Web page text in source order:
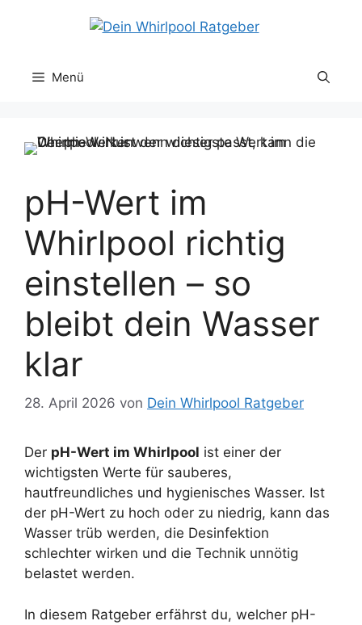
Menü
pH-Wert im
Whirlpool richtig
einstellen – so
bleibt dein Wasser
klar
28. April 2026 von Dein Whirlpool Ratgeber
Der pH-Wert im Whirlpool ist einer der
wichtigsten Werte für sauberes,
hautfreundliches und hygienisches Wasser. Ist
der pH-Wert zu hoch oder zu niedrig, kann das
Wasser trüb werden, die Desinfektion
schlechter wirken und die Technik unnötig
belastet werden.
In diesem Ratgeber erfährst du, welcher pH-